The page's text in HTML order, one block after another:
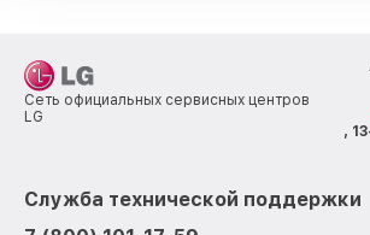
Сеть официальных сервисных центров
LG
,
Служба технической поддержки